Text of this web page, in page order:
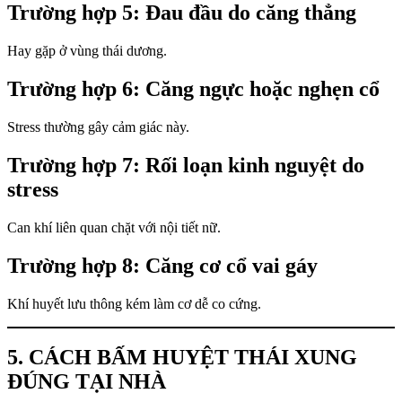
Trường hợp 5: Đau đầu do căng thẳng
Hay gặp ở vùng thái dương.
Trường hợp 6: Căng ngực hoặc nghẹn cổ
Stress thường gây cảm giác này.
Trường hợp 7: Rối loạn kinh nguyệt do
stress
Can khí liên quan chặt với nội tiết nữ.
Trường hợp 8: Căng cơ cổ vai gáy
Khí huyết lưu thông kém làm cơ dễ co cứng.
5. CÁCH BẤM HUYỆT THÁI XUNG
ĐÚNG TẠI NHÀ